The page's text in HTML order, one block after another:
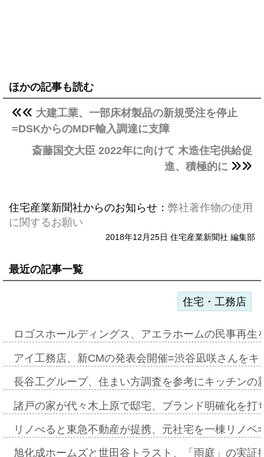
ほかの記事も読む
大建工業、一部床材製品の新規受注を停止
=DSKからのMDF輸入調達に支障
斎藤国交大臣 2022年に向けて 木造住宅供給促
進、積極的に
住宅産業新聞社からのお知らせ： 弊社著作物の使用
に関するお願い
2018年12月25日 住宅産業新聞社 編集部
最近の記事一覧
住宅・工務店
ロゴスホールディングス、アエラホームの民事再
アイ工務店、新CMの発表会開催=渋谷凪咲さんを
長谷工グループ、住まい方調査を参考にキッチン
諸戸の家が代々木上原で邸宅、ブランド明確化を
リノべると東急不動産が提携、元社宅を一棟リノ
旭化成ホームズと世田谷トラスト、「雨庭」の実